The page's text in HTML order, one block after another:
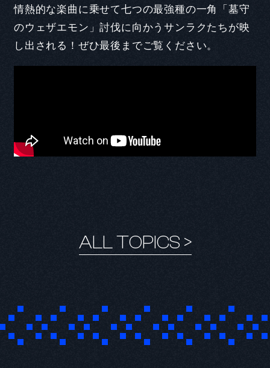
CAST COMMENT
Q2. 演じるキャラクターの印象と役に対する意気込み
情熱的な楽曲に乗せて七つの最強種の一角「墓守
のウェザエモン」討伐に向かうサンラクたちが映
し出される！ぜひ最後までご覧ください。
ALL TOPICS >